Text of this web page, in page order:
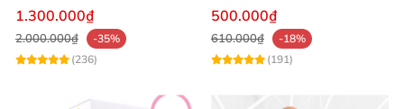
đa chế độ
1.300.000₫
2.000.000₫
-35%
(236)
mềm
500.000₫
610.000₫
-18%
(191)